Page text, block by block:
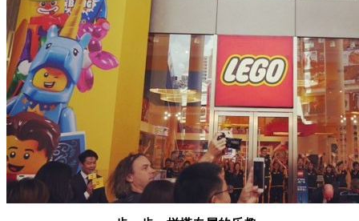
JaileneZ
2018/09/27
3
0
为了旗舰店开业 乐高竟然“造”了一座东方明珠？
曾经位于南京东路的世贸广场在经历了近两年的重整装修后，
在今年9月重新开业。这个被定位“城市剧院”的商厦已经渐渐
成为魔都时髦人士的打卡圣地之一。
Dior、Nike、星巴克等熟悉的一众大牌都在这陆续开了旗舰
店。就在今天，乐高全亚洲首家城市中心旗舰店正式开业，这
是乐高在中国开设的第二家品牌旗舰店，第一家在迪士尼小